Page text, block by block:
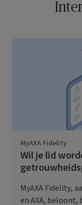
MyAXA Fidelity
Wil je lid
MyAXA Fidelity,
en AXA, beloont,